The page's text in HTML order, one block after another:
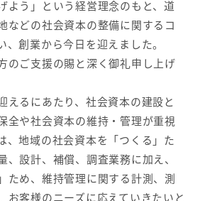
よう」という経営理念のもと、道
などの社会資本の整備に関するコ
、創業から今日を迎えました。
のご支援の賜と深く御礼申し上げ
えるにあたり、社会資本の建設と
全や社会資本の維持・管理が重視
、地域の社会資本を「つくる」た
、設計、補償、調査業務に加え、
ため、維持管理に関する計測、測
お客様のニーズに応えていきたいと